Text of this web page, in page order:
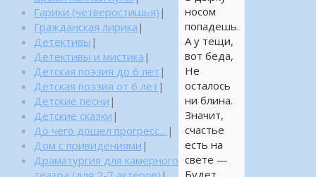
носом
попадешь.
А у тещи,
вот беда,
Не
осталось
ни блина.
Значит,
счастье
есть на
свете —
Гарики (четверостишья) |
Гражданская лирика |
Детективы |
Детективы и мистика |
Детская поэзия до 6 лет |
Детская поэзия от 6 лет |
Детские песни |
Детские сказки |
До чего дошел прогресс… |
Дом с привидениями |
Драматургия для камерного